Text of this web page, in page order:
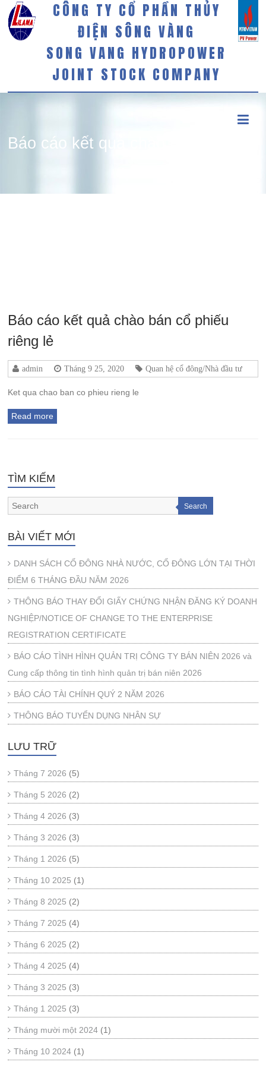
CÔNG TY CỔ PHẦN THỦY
ĐIỆN SÔNG VÀNG
SONG VANG HYDROPOWER
JOINT STOCK COMPANY
Báo cáo kết quả chào bán cổ
Báo cáo kết quả chào bán cổ phiếu
riêng lẻ
admin Tháng 9 25, 2020 Quan hệ cổ đông/Nhà đầu tư
Ket qua chao ban co phieu rieng le
Read more
TÌM KIẾM
Search
BÀI VIẾT MỚI
DANH SÁCH CỔ ĐÔNG NHÀ NƯỚC, CỔ ĐÔNG LỚN TẠI THỜI
ĐIỂM 6 THÁNG ĐẦU NĂM 2026
THÔNG BÁO THAY ĐỔI GIẤY CHỨNG NHẬN ĐĂNG KÝ DOANH
NGHIỆP/NOTICE OF CHANGE TO THE ENTERPRISE
REGISTRATION CERTIFICATE
BÁO CÁO TÌNH HÌNH QUẢN TRỊ CÔNG TY BÁN NIÊN 2026 và
Cung cấp thông tin tình hình quản trị bán niên 2026
BÁO CÁO TÀI CHÍNH QUÝ 2 NĂM 2026
THÔNG BÁO TUYỂN DỤNG NHÂN SỰ
LƯU TRỮ
Tháng 7 2026 (5)
Tháng 5 2026 (2)
Tháng 4 2026 (3)
Tháng 3 2026 (3)
Tháng 1 2026 (5)
Tháng 10 2025 (1)
Tháng 8 2025 (2)
Tháng 7 2025 (4)
Tháng 6 2025 (2)
Tháng 4 2025 (4)
Tháng 3 2025 (3)
Tháng 1 2025 (3)
Tháng mười một 2024 (1)
Tháng 10 2024 (1)